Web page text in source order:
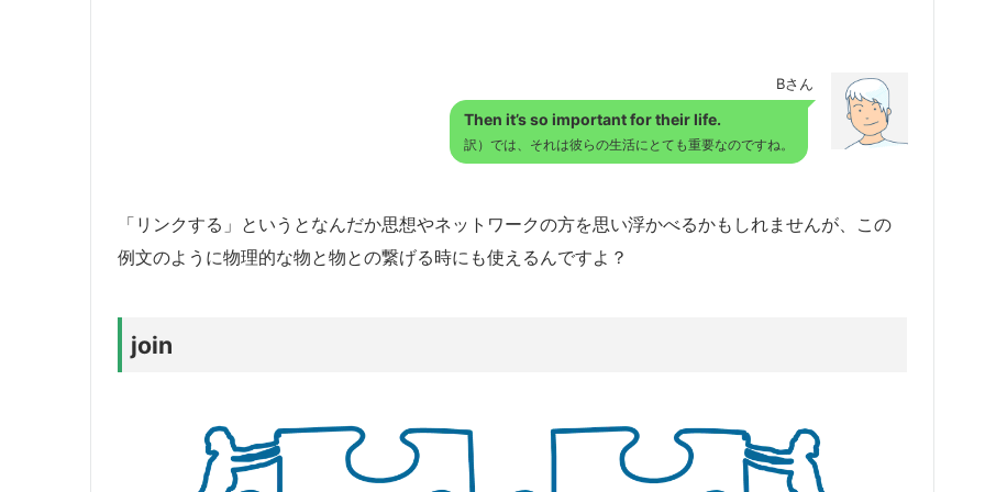
Bさん
Then it’s so important for their life.
訳）では、それは彼らの生活にとても重要なのですね。
「リンクする」というとなんだか思想やネットワークの方を思い浮かべるかもしれませんが、この
例文のように物理的な物と物との繋げる時にも使えるんですよ？
join